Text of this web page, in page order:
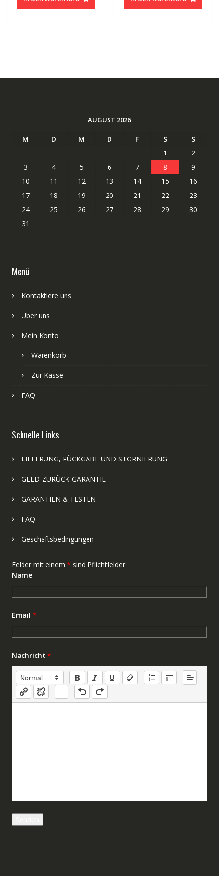
41.87 CHF
56.99 CHF
AUGUST 2026
M D M D F S
S
1
2
3
4 5 6 7 8
9
10
11 12 13 14 15
16
17
18 19 20 21 22
23
24
25 26 27 28 29
30
31
Menü
Kontaktiere uns
Über uns
Mein Konto
Warenkorb
Zur Kasse
FAQ
Schnelle Links
LIEFERUNG, RÜCKGABE UND STORNIERUNG
GELD-ZURÜCK-GARANTIE
GARANTIEN & TESTEN
FAQ
Geschäftsbedingungen
Felder mit einem * sind Pflichtfelder
Name
Email *
Nachricht *